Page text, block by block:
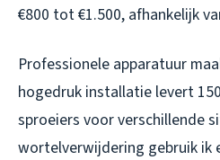
€800 tot €1.500, afhankelijk
Professionele apparatuur
hogedruk installatie levert
sproeiers voor verschillende
wortelverwijdering gebruik ik